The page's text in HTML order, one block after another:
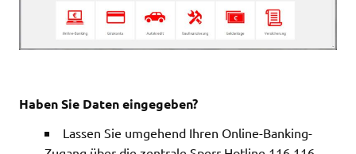
Haben Sie Daten eingegeben?
Lassen Sie umgehend Ihren Online-Banking-